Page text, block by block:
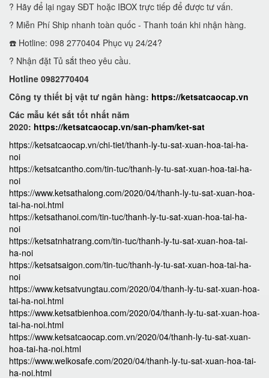
? Hãy để lại ngay SĐT hoặc IBOX trực tiếp để được tư vấn.
? Miễn Phí Ship nhanh toàn quốc - Thanh toán khi nhận hàng.
☎️ Hotline: 098 2770404 Phục vụ 24/24?
? Nhận đặt Tủ sắt theo yêu cầu.
Hotline 0982770404
Công ty thiết bị vật tư ngân hàng: https://ketsatcaocap.vn
Các mẫu két sắt tốt nhất năm
2020: https://ketsatcaocap.vn/san-pham/ket-sat
https://ketsatcaocap.vn/chi-tiet/thanh-ly-tu-sat-xuan-hoa-tai-ha-
noi
https://ketsatcantho.com/tin-tuc/thanh-ly-tu-sat-xuan-hoa-tai-ha-
noi
https://www.ketsathalong.com/2020/04/thanh-ly-tu-sat-xuan-hoa-
tai-ha-noi.html
https://ketsathanoi.com/tin-tuc/thanh-ly-tu-sat-xuan-hoa-tai-ha-
noi
https://ketsatnhatrang.com/tin-tuc/thanh-ly-tu-sat-xuan-hoa-tai-
ha-noi
https://ketsatsaigon.com/tin-tuc/thanh-ly-tu-sat-xuan-hoa-tai-ha-
noi
https://www.ketsatvungtau.com/2020/04/thanh-ly-tu-sat-xuan-hoa-
tai-ha-noi.html
https://www.ketsatbienhoa.com/2020/04/thanh-ly-tu-sat-xuan-hoa-
tai-ha-noi.html
https://www.ketsatcaocap.com.vn/2020/04/thanh-ly-tu-sat-xuan-
hoa-tai-ha-noi.html
https://www.welkosafe.com/2020/04/thanh-ly-tu-sat-xuan-hoa-tai-
ha-noi.html